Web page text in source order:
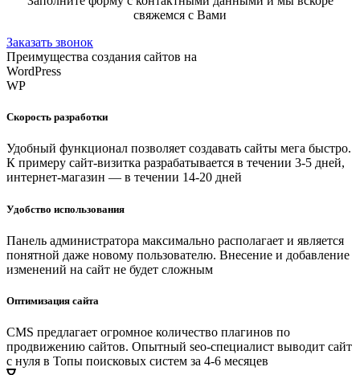
свяжемся с Вами
Заказать звонок
Преимущества создания сайтов на
WordPress
WP
Скорость разработки
Удобный функционал позволяет создавать сайты мега быстро.
К примеру сайт-визитка разрабатывается в течении 3-5 дней,
интернет-магазин — в течении 14-20 дней
Удобство использования
Панель администратора максимально располагает и является
понятной даже новому пользователю. Внесение и добавление
изменений на сайт не будет сложным
Оптимизация сайта
CMS предлагает огромное количество плагинов по
продвижению сайтов. Опытный seo-специалист выводит сайт
с нуля в Топы поисковых систем за 4-6 месяцев